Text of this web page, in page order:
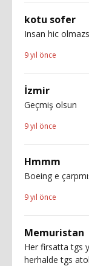
kotu sofer
Insan hic
9 yıl önce
İzmir
Geçmiş olsun
9 yıl önce
Hmmm
Boeing e
9 yıl önce
Memuristan
Her firsatta tgs
herhalde tgs